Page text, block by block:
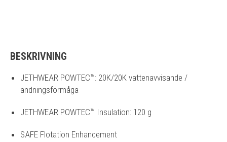
BESKRIVNING
JETHWEAR POWTEC™: 20K/20K vattenavvisande /
andningsförmåga
JETHWEAR POWTEC™ Insulation: 120 g
SAFE Flotation Enhancement